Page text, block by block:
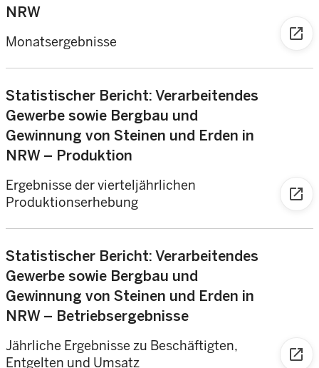
NRW
Monatsergebnisse open_in_new
Statistischer Bericht: Verarbeitendes
Gewerbe sowie Bergbau und
Gewinnung von Steinen und Erden in
NRW – Produktion
Ergebnisse der vierteljährlichen
Produktionserhebung
open_in_new
Statistischer Bericht: Verarbeitendes
Gewerbe sowie Bergbau und
Gewinnung von Steinen und Erden in
NRW – Betriebsergebnisse
Jährliche Ergebnisse zu Beschäftigten,
Entgelten und Umsatz
open_in_new